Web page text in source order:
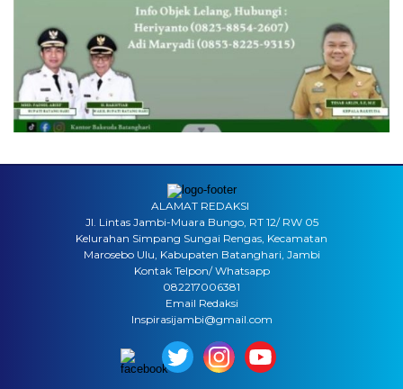
ALAMAT REDAKSI
Jl. Lintas Jambi-Muara Bungo, RT 12/ RW 05
Kelurahan Simpang Sungai Rengas, Kecamatan
Marosebo Ulu, Kabupaten Batanghari, Jambi
Kontak Telpon/ Whatsapp
082217006381
Email Redaksi
Inspirasijambi@gmail.com